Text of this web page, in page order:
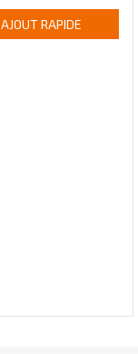
AJOUT RAPIDE